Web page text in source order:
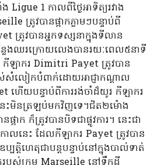
Ligue 1 កាលពីថ្ងៃអាទិត្យរវាង
ត្រូវបានផ្អាកភ្លាមៗបន្ទាប់ពី
ត្រូវបានអ្នកទស្សនាក្នុងទីលាន
ែងឈរក្រោយលេងបានរយៈពេល៥នាទី
កីឡាករ Dimitri Payet ត្រូវបាន
ស់សំលៀកបំពាក់ដោយអាជ្ញាកណ្តាល
ើយបន្ទាប់ពីការរង់ចាំដ៏យូរ កីឡាករ
ះមិនត្រឡប់មកវិញទេ។ជិត២ម៉ោង
ផ្អាក ក៏ត្រូវបានបិទជាផ្លូវការ។ នេះជា
ាលនេះ ដែលកីឡាករ Payet ត្រូវបាន
ត្តិហេតុជាបន្តបន្ទាប់នៅក្នុងបាល់ទាត់